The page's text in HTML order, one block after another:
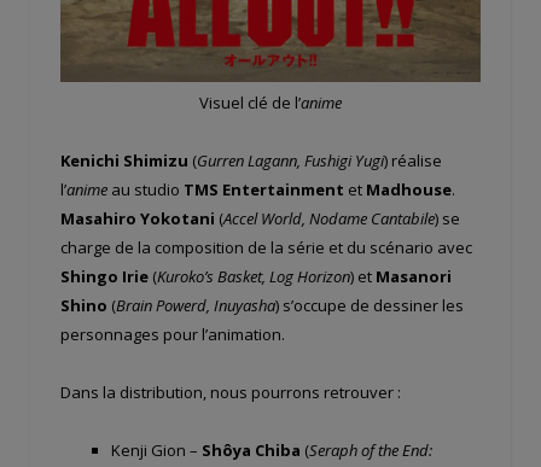
Visuel clé de l’anime
Kenichi Shimizu (Gurren Lagann, Fushigi Yugi) réalise
l’anime au studio TMS Entertainment et Madhouse.
Masahiro Yokotani (Accel World, Nodame Cantabile) se
charge de la composition de la série et du scénario avec
Shingo Irie (Kuroko’s Basket, Log Horizon) et Masanori
Shino (Brain Powerd, Inuyasha) s’occupe de dessiner les
personnages pour l’animation.
Dans la distribution, nous pourrons retrouver :
Kenji Gion – Shôya Chiba (Seraph of the End: